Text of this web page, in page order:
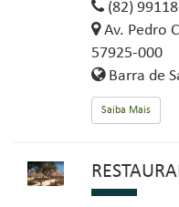
(82)
Av. Pedro
57925-000
Barra de
Saiba Mais